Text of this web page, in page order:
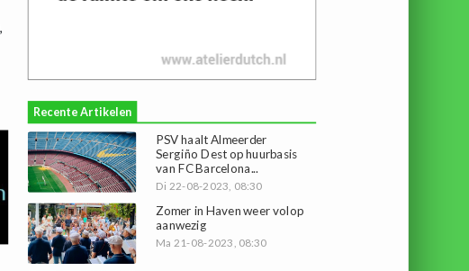
Recente Artikelen
PSV haalt Almeerder
Sergiño Dest op huurbasis
van FC Barcelona...
Di 22-08-2023, 08:30
Zomer in Haven weer volop
aanwezig
Ma 21-08-2023, 08:30